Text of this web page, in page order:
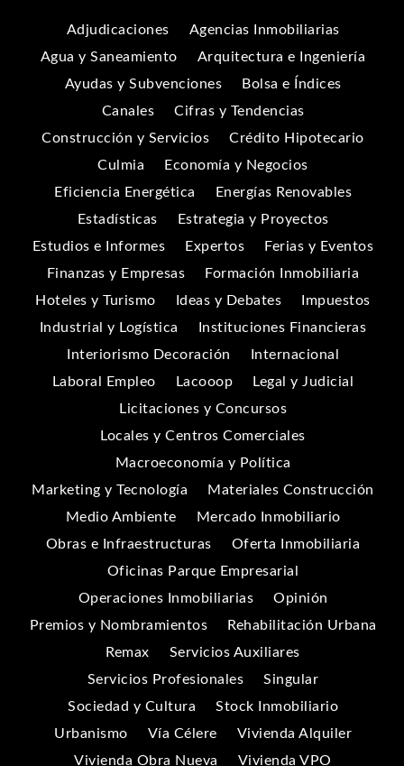
Adjudicaciones
Agencias Inmobiliarias
Agua y Saneamiento
Arquitectura e Ingeniería
Ayudas y Subvenciones
Bolsa e Índices
Canales
Cifras y Tendencias
Construcción y Servicios
Crédito Hipotecario
Culmia
Economía y Negocios
Eficiencia Energética
Energías Renovables
Estadísticas
Estrategia y Proyectos
Estudios e Informes
Expertos
Ferias y Eventos
Finanzas y Empresas
Formación Inmobiliaria
Hoteles y Turismo
Ideas y Debates
Impuestos
Industrial y Logística
Instituciones Financieras
Interiorismo Decoración
Internacional
Laboral Empleo
Lacooop
Legal y Judicial
Licitaciones y Concursos
Locales y Centros Comerciales
Macroeconomía y Política
Marketing y Tecnología
Materiales Construcción
Medio Ambiente
Mercado Inmobiliario
Obras e Infraestructuras
Oferta Inmobiliaria
Oficinas Parque Empresarial
Operaciones Inmobiliarias
Opinión
Premios y Nombramientos
Rehabilitación Urbana
Remax
Servicios Auxiliares
Servicios Profesionales
Singular
Sociedad y Cultura
Stock Inmobiliario
Urbanismo
Vía Célere
Vivienda Alquiler
Vivienda Obra Nueva
Vivienda VPO